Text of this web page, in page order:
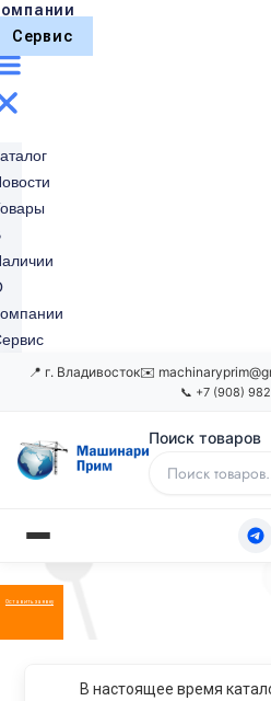
Сервис
📍 г. Владивосток✉️
📞 +7 (908)
Поиск товаров
Оставить заявку
В настоящее время